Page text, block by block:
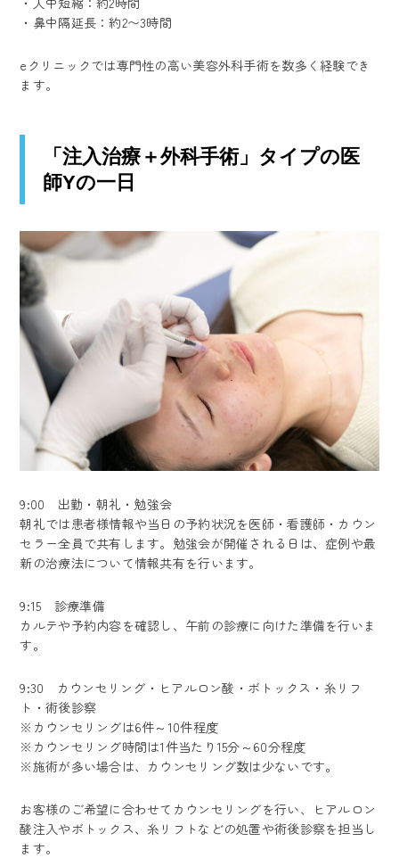
・鼻中隔延長：約2〜3時間
eクリニックでは専門性の高い美容外科手術を数多く経験でき
ます。
「注入治療＋外科手術」タイプの医
師Yの一日
9:00 出勤・朝礼・勉強会
朝礼では患者様情報や当日の予約状況を医師・看護師・カウン
セラー全員で共有します。勉強会が開催される日は、症例や最
新の治療法について情報共有を行います。
9:15 診療準備
カルテや予約内容を確認し、午前の診療に向けた準備を行いま
す。
9:30 カウンセリング・ヒアルロン酸・ボトックス・糸リフ
ト・術後診察
※カウンセリングは6件～10件程度
※カウンセリング時間は1件当たり15分～60分程度
※施術が多い場合は、カウンセリング数は少ないです。
お客様のご希望に合わせてカウンセリングを行い、ヒアルロン
酸注入やボトックス、糸リフトなどの処置や術後診察を担当し
ます。